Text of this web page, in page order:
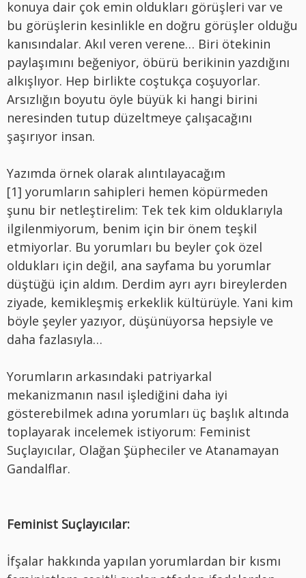
konuya dair çok emin oldukları görüşleri var ve
bu görüşlerin kesinlikle en doğru görüşler olduğu
kanısındalar. Akıl veren verene… Biri ötekinin
paylaşımını beğeniyor, öbürü berikinin yazdığını
alkışlıyor. Hep birlikte coştukça coşuyorlar.
Arsızlığın boyutu öyle büyük ki hangi birini
neresinden tutup düzeltmeye çalışacağını
şaşırıyor insan.
Yazımda örnek olarak alıntılayacağım
[1] yorumların sahipleri hemen köpürmeden
şunu bir netleştirelim: Tek tek kim olduklarıyla
ilgilenmiyorum, benim için bir önem teşkil
etmiyorlar. Bu yorumları bu beyler çok özel
oldukları için değil, ana sayfama bu yorumlar
düştüğü için aldım. Derdim ayrı ayrı bireylerden
ziyade, kemikleşmiş erkeklik kültürüyle. Yani kim
böyle şeyler yazıyor, düşünüyorsa hepsiyle ve
daha fazlasıyla…
Yorumların arkasındaki patriyarkal
mekanizmanın nasıl işlediğini daha iyi
gösterebilmek adına yorumları üç başlık altında
toplayarak incelemek istiyorum: Feminist
Suçlayıcılar, Olağan Şüpheciler ve Atanamayan
Gandalflar.
Feminist Suçlayıcılar:
İfşalar hakkında yapılan yorumlardan bir kısmı